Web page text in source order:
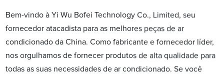
Bem-vindo à Yi Wu Bofei Technology Co., Limited, seu
fornecedor atacadista para as melhores peças de ar
condicionado da China. Como fabricante e fornecedor líder,
nos orgulhamos de fornecer produtos de alta qualidade para
todas as suas necessidades de ar condicionado. Se você